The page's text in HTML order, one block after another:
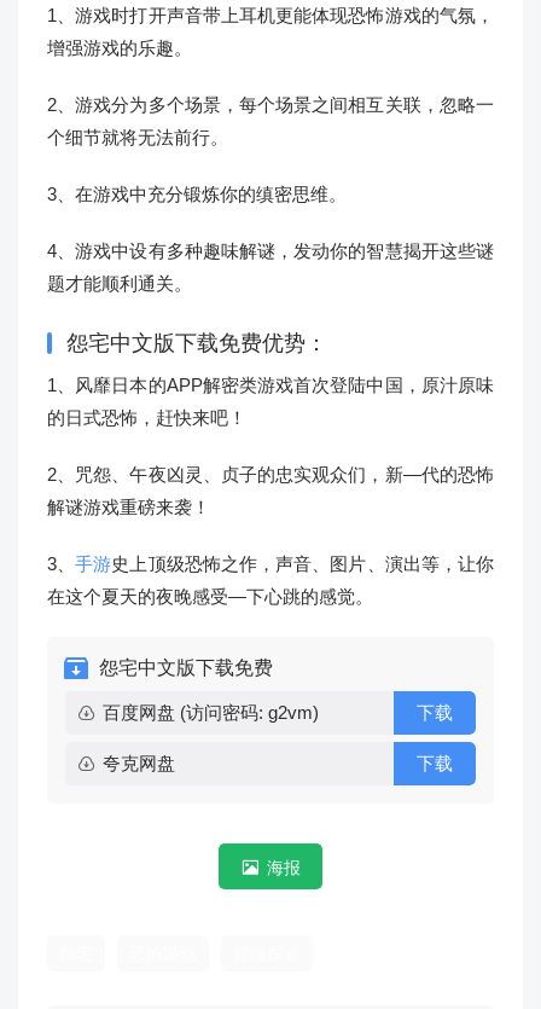
1、游戏时打开声音带上耳机更能体现恐怖游戏的气氛，
增强游戏的乐趣。
2、游戏分为多个场景，每个场景之间相互关联，忽略一
个细节就将无法前行。
3、在游戏中充分锻炼你的缜密思维。
4、游戏中设有多种趣味解谜，发动你的智慧揭开这些谜
题才能顺利通关。
怨宅中文版下载免费优势：
1、风靡日本的APP解密类游戏首次登陆中国，原汁原味
的日式恐怖，赶快来吧！
2、咒怨、午夜凶灵、贞子的忠实观众们，新—代的恐怖
解谜游戏重磅来袭！
3、手游史上顶级恐怖之作，声音、图片、演出等，让你
在这个夏天的夜晚感受—下心跳的感觉。
怨宅中文版下载免费
百度网盘 (访问密码: g2vm) 下载
夸克网盘 下载
海报